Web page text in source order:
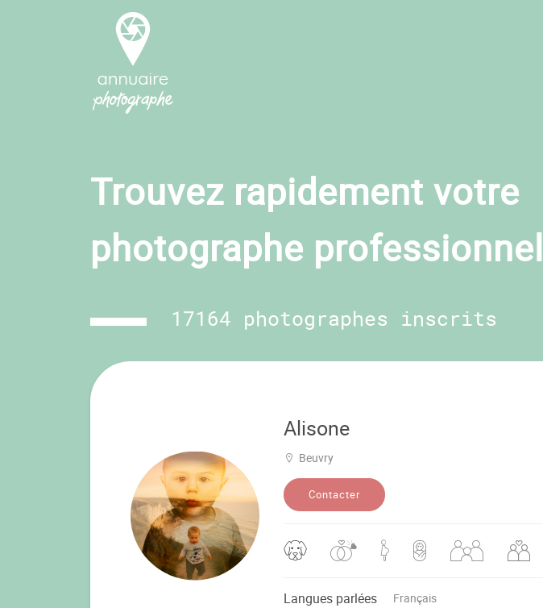
Trouvez rapidement votre
photographe professionnel
17164 photographes inscrits
Alisone
Beuvry
Contacter
Langues parlées Français